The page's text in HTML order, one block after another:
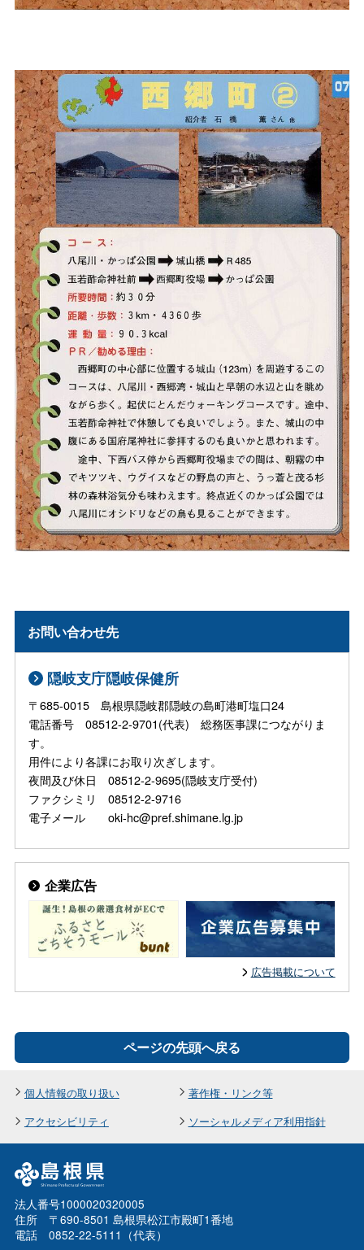
お問い合わせ先
隠岐支庁隠岐保健所
〒685-0015 島根県隠岐郡隠岐の島町港町塩口24
電話番号 08512-2-9701(代表) 総務医事課につながりま
す。
用件により各課にお取り次ぎします。
夜間及び休日 08512-2-9695(隠岐支庁受付)
ファクシミリ 08512-2-9716
電子メール oki-hc@pref.shimane.lg.jp
企業広告
広告掲載について
ページの先頭へ戻る
個人情報の取り扱い
著作権・リンク等
アクセシビリティ
ソーシャルメディア利用指針
法人番号1000020320005
住所 〒690-8501 島根県松江市殿町1番地
電話 0852-22-5111（代表）